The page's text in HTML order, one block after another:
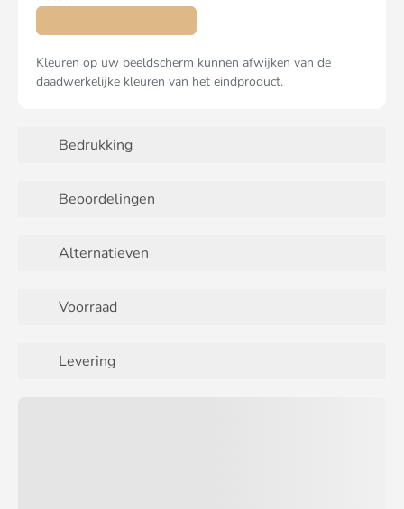
Kleuren op uw beeldscherm kunnen afwijken van de
daadwerkelijke kleuren van het eindproduct.
Bedrukking
Beoordelingen
Alternatieven
Voorraad
Levering